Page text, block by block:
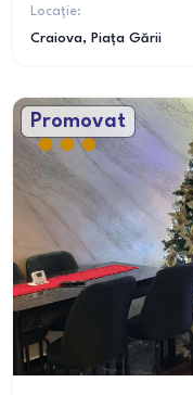
Locație:
Craiova, Piața Gării
Promovat